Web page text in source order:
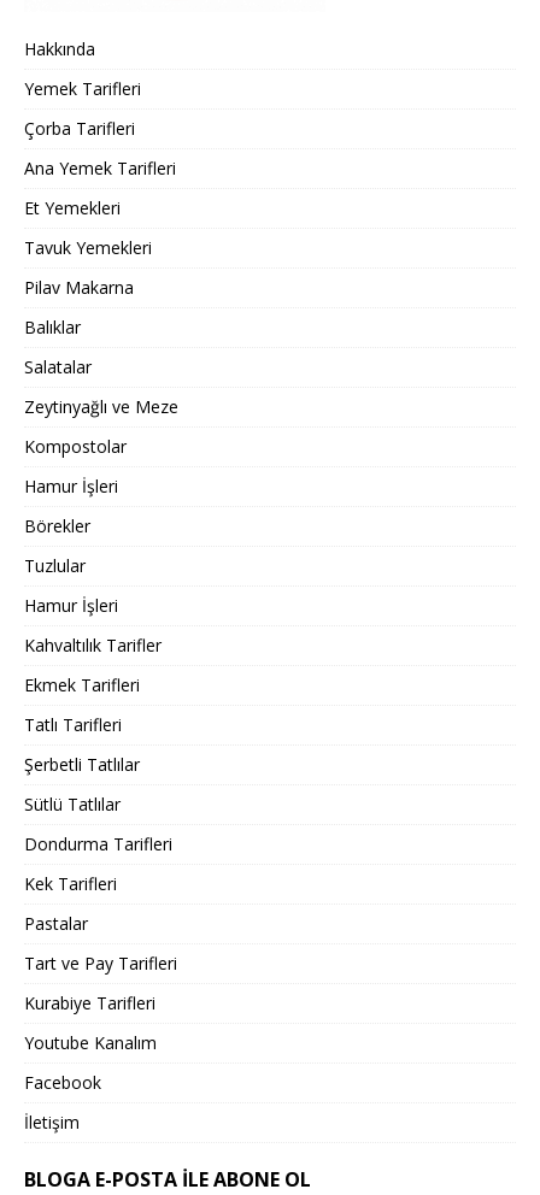
Hakkında
Yemek Tarifleri
Çorba Tarifleri
Ana Yemek Tarifleri
Et Yemekleri
Tavuk Yemekleri
Pilav Makarna
Balıklar
Salatalar
Zeytinyağlı ve Meze
Kompostolar
Hamur İşleri
Börekler
Tuzlular
Hamur İşleri
Kahvaltılık Tarifler
Ekmek Tarifleri
Tatlı Tarifleri
Şerbetli Tatlılar
Sütlü Tatlılar
Dondurma Tarifleri
Kek Tarifleri
Pastalar
Tart ve Pay Tarifleri
Kurabiye Tarifleri
Youtube Kanalım
Facebook
İletişim
BLOGA E-POSTA ILE ABONE OL